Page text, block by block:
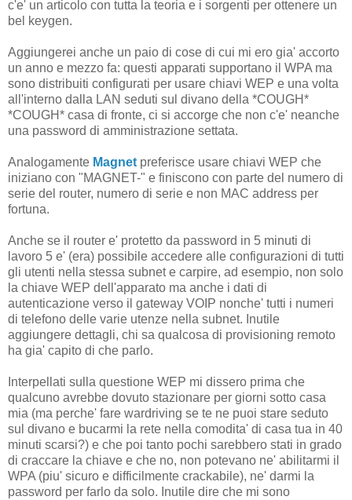
c'e' un articolo con tutta la teoria e i sorgenti per ottenere un
bel keygen.
Aggiungerei anche un paio di cose di cui mi ero gia' accorto
un anno e mezzo fa: questi apparati supportano il WPA ma
sono distribuiti configurati per usare chiavi WEP e una volta
all'interno dalla LAN seduti sul divano della *COUGH*
*COUGH* casa di fronte, ci si accorge che non c'e' neanche
una password di amministrazione settata.
Analogamente Magnetpreferisce usare chiavi WEP che
iniziano con "MAGNET-" e finiscono con parte del numero di
serie del router, numero di serie e non MAC address per
fortuna.
Anche se il router e' protetto da password in 5 minuti di
lavoro 5 e' (era) possibile accedere alle configurazioni di tutti
gli utenti nella stessa subnet e carpire, ad esempio, non solo
la chiave WEP dell'apparato ma anche i dati di
autenticazione verso il gateway VOIP nonche' tutti i numeri
di telefono delle varie utenze nella subnet. Inutile
aggiungere dettagli, chi sa qualcosa di provisioning remoto
ha gia' capito di che parlo.
Interpellati sulla questione WEP mi dissero prima che
qualcuno avrebbe dovuto stazionare per giorni sotto casa
mia (ma perche' fare wardriving se te ne puoi stare seduto
sul divano e bucarmi la rete nella comodita' di casa tua in 40
minuti scarsi?) e che poi tanto pochi sarebbero stati in grado
di craccare la chiave e che no, non potevano ne' abilitarmi il
WPA (piu' sicuro e difficilmente crackabile), ne' darmi la
password per farlo da solo. Inutile dire che mi sono